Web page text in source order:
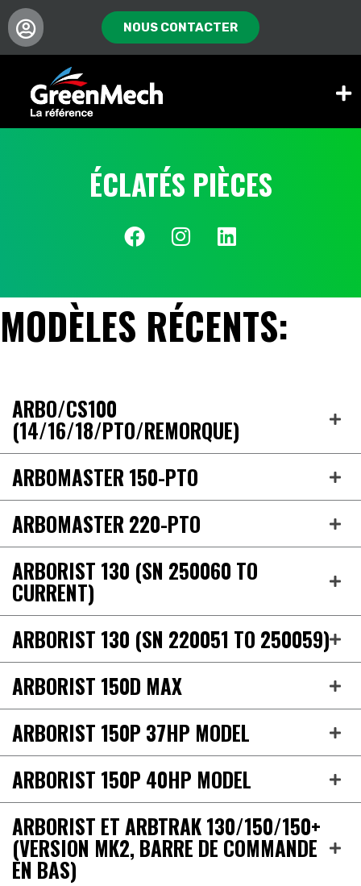
NOUS CONTACTER
ÉCLATÉS PIÈCES
MODÈLES RÉCENTS:
ARBO/CS100
(14/16/18/PTO/REMORQUE)
ARBOMASTER 150-PTO
ARBOMASTER 220-PTO
ARBORIST 130 (SN 250060 TO
CURRENT)
ARBORIST 130 (SN 220051 TO 250059)
ARBORIST 150D MAX
ARBORIST 150P 37HP MODEL
ARBORIST 150P 40HP MODEL
ARBORIST ET ARBTRAK 130/150/150+
(VERSION MK2, BARRE DE COMMANDE
EN BAS)